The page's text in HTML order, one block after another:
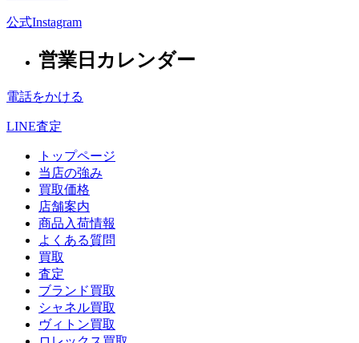
公式Instagram
営業日カレンダー
電話をかける
LINE査定
トップページ
当店の強み
買取価格
店舗案内
商品入荷情報
よくある質問
買取
査定
ブランド買取
シャネル買取
ヴィトン買取